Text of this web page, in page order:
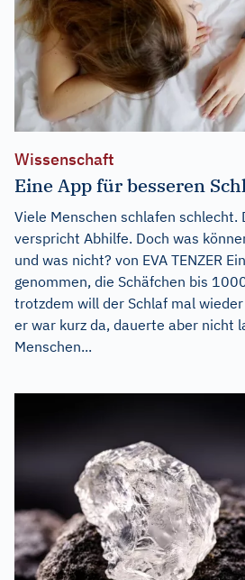
Wissenschaft
Eine App für besseren
Viele Menschen schlafen schlecht.
verspricht Abhilfe. Doch was
und was nicht? von EVA TENZER
genommen, die Schäfchen bis
trotzdem will der Schlaf mal
er war kurz da, dauerte aber nicht
Menschen...